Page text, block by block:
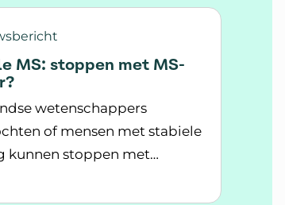
bij RRMS
MS: stoppen met MS-
wetenschappers
of mensen met stabiele
kunnen stoppen met
kregen sommige mensen